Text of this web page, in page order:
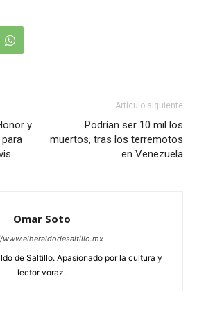
y
Artículo siguiente
Podrían ser 10 mil los
muertos, tras los terremotos
en Venezuela
Omar Soto
de Saltillo. Apasionado por la cultura y
lector voraz.